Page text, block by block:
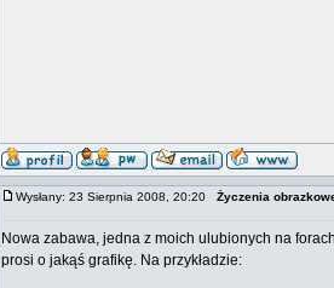
Wysłany: 23 Sierpnia 2008, 20:20 Życzenia
Nowa zabawa, jedna z moich ulubionych na
prosi o jakąś grafikę. Na przykładzie: